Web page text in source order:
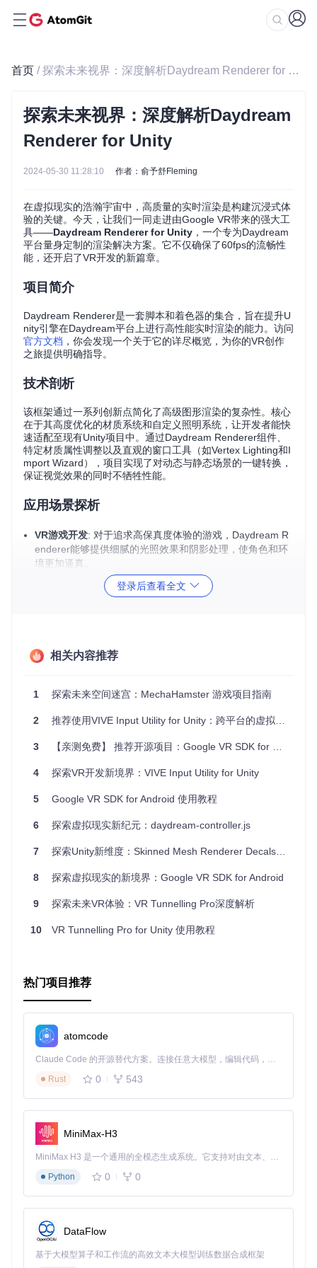
首页 / 探索未来视界：深度解析Daydream Renderer for Unity
探索未来视界：深度解析Daydream
Renderer for Unity
2024-05-30 11:28:10 作者：俞予舒Fleming
在虚拟现实的浩瀚宇宙中，高质量的实时渲染是构建沉浸式体
验的关键。今天，让我们一同走进由Google VR带来的强大工
具——Daydream Renderer for Unity ，一个专为Daydream
平台量身定制的渲染解决方案。它不仅确保了60fps的流畅性
能，还开启了VR开发的新篇章。
项目简介
Daydream Renderer是一套脚本和着色器的集合，旨在提升U
nity引擎在Daydream平台上进行高性能实时渲染的能力。访问
官方文档 ，你会发现一个关于它的详尽概览，为你的VR创作
之旅提供明确指导。
技术剖析
该框架通过一系列创新点简化了高级图形渲染的复杂性。核心
在于其高度优化的材质系统和自定义照明系统，让开发者能快
速适配至现有Unity项目中。通过Daydream Renderer组件、
特定材质属性调整以及直观的窗口工具（如Vertex Lighting和I
mport Wizard），项目实现了对动态与静态场景的一键转换，
保证视觉效果的同时不牺牲性能。
应用场景探析
VR游戏开发: 对于追求高保真度体验的游戏，Daydream R
enderer能够提供细腻的光照效果和阴影处理，使角色和环
境更加逼真。
: 在VR环境中重现历史场景或科学实验时，高质量
的渲染效果使得学习过程更为生动、有效。
项目亮点
上也能保持60fps的流畅体验。
迁移到Daydream平台的工作量，自动处理照明和材料转
全面的材质控制: 提供广泛的材质选项，从基础的标准材质
求。
: 支持大量静态和动态灯光的高效处理，特
别强调的顶点照明技术，在几乎不影响运行时性能的前提下
增强光影层次。
结语
Daydream Renderer for Unity不仅是技术的进步，更是创意
具箱，能让你在Daydream平台上的每一次创造都光芒四射。
质量VR内容制作的大门。现在就开始你的Daydream旅程，创
以上便是对Daydream Renderer项目的一次深入浅出的探索，
希望这个概述能激发你对其潜力的兴趣，并鼓励你将其融入到
你的下一次VR项目之中。记得，每个伟大的体验都是从一个
好的工具开始的。
登录后查看全文
相关内容推荐
1 探索未来空间迷宫：MechaHamster 游戏项目指南
2 推荐使用VIVE Input Utility for Unity：跨平台的虚拟现实开发利器
3 【亲测免费】 推荐开源项目：Google VR SDK for Unity
4 探索VR开发新境界：VIVE Input Utility for Unity
5 Google VR SDK for Android 使用教程
6 探索虚拟现实新纪元：daydream-controller.js
7 探索Unity新维度：Skinned Mesh Renderer Decals深度解析与应用推广
8 探索虚拟现实的新境界：Google VR SDK for Android
9 探索未来VR体验：VR Tunnelling Pro深度解析
10 VR Tunnelling Pro for Unity 使用教程
热门项目推荐
atomcode
Claude Code 的开源替代方案。连接任意大模型，编辑代码，运行命令，自动验证 — 全自动执行。用 Rust 构建，极致性能。 ｜ An open-source alternative to Claude Code. Connect any LLM, edit code, run commands, and verify changes — autonomously. Built in Rust for speed. Get Started
Rust
0 543
MiniMax-H3
MiniMax H3 是一个通用的全模态生成系统。它支持对由文本、图像、视频和音频组成的多模态上下文进行统一理解，并能生成分辨率高达 2K、时长可达 15 秒的带原生立体声音频的视频。得益于面向任务泛化的系统设计，H3 在预训练阶段就已具备广泛的多模态上下文理解与生成能力，能够出色地执行复杂的多模态指令。
Python
0 0
DataFlow
基于大模型算子和工作流的高效文本大模型训练数据合成框架